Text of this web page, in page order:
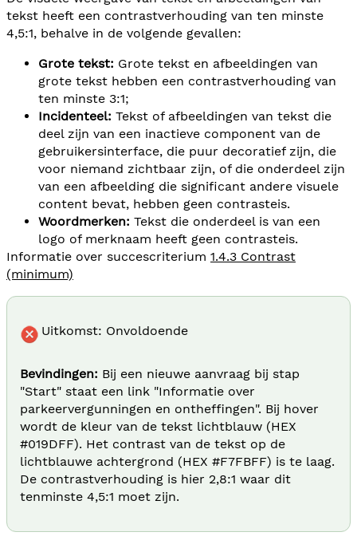
tekst heeft een contrastverhouding van ten minste
4,5:1, behalve in de volgende gevallen:
Grote tekst: Grote tekst en afbeeldingen van
grote tekst hebben een contrastverhouding van
ten minste 3:1;
Incidenteel: Tekst of afbeeldingen van tekst die
deel zijn van een inactieve component van de
gebruikersinterface, die puur decoratief zijn, die
voor niemand zichtbaar zijn, of die onderdeel zijn
van een afbeelding die significant andere visuele
content bevat, hebben geen contrasteis.
Woordmerken: Tekst die onderdeel is van een
logo of merknaam heeft geen contrasteis.
Informatie over succescriterium 1.4.3 Contrast
(minimum)
Uitkomst: Onvoldoende
Bevindingen: Bij een nieuwe aanvraag bij stap
"Start" staat een link "Informatie over
parkeervergunningen en ontheffingen". Bij hover
wordt de kleur van de tekst lichtblauw (HEX
#019DFF). Het contrast van de tekst op de
lichtblauwe achtergrond (HEX #F7FBFF) is te laag.
De contrastverhouding is hier 2,8:1 waar dit
tenminste 4,5:1 moet zijn.